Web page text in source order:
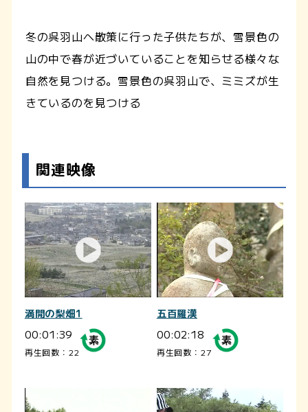
冬の呉羽山へ散策に行った子供たちが、雪景色の
山の中で春が近づいていることを知らせる様々な
自然を見つける。雪景色の呉羽山で、ミミズが生
きているのを見つける
関連映像
満開の梨畑1
00:01:39
再生回数：22
五百羅漢
00:02:18
再生回数：27